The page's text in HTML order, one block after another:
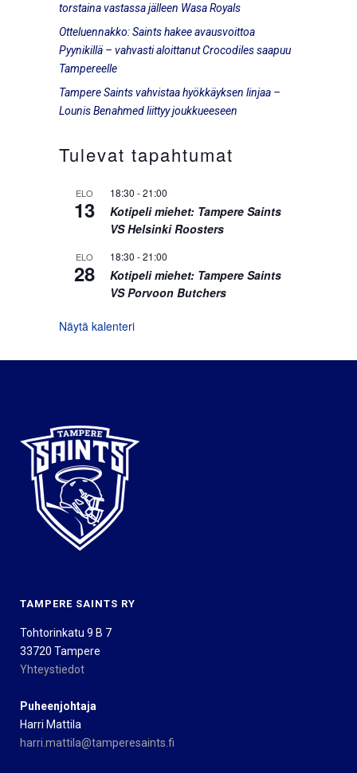
torstaina vastassa jälleen Wasa Royals
Otteluennakko: Saints hakee avausvoittoa
Pyynikillä – vahvasti aloittanut Crocodiles saapuu
Tampereelle
Tampere Saints vahvistaa hyökkäyksen linjaa –
Lounis Benahmed liittyy joukkueeseen
Tulevat tapahtumat
ELO
13
18:30 -21:00
Kotipeli miehet: Tampere Saints
VS Helsinki Roosters
ELO
28
18:30 -21:00
Kotipeli miehet: Tampere Saints
VS Porvoon Butchers
Näytä kalenteri
TAMPERE SAINTS RY
Tohtorinkatu 9 B 7
33720 Tampere
Yhteystiedot
Puheenjohtaja
Harri Mattila
harri.mattila@tamperesaints.fi